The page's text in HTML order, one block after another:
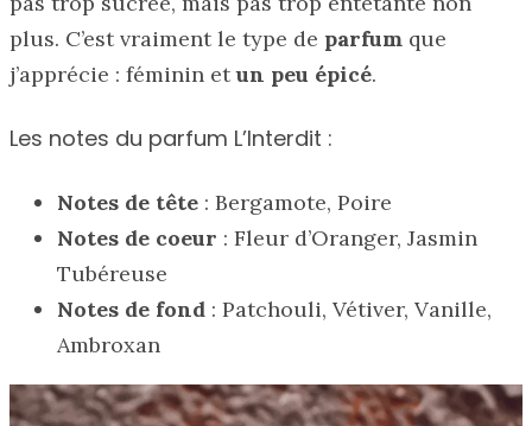
plus. C’est vraiment le type de parfum que
j’apprécie : féminin etun peu épicé.
Les notes du parfum L’Interdit :
Notes de tête : Bergamote, Poire
Notes de coeur : Fleur d’Oranger, Jasmin
Tubéreuse
Notes de fond : Patchouli, Vétiver, Vanille,
Ambroxan